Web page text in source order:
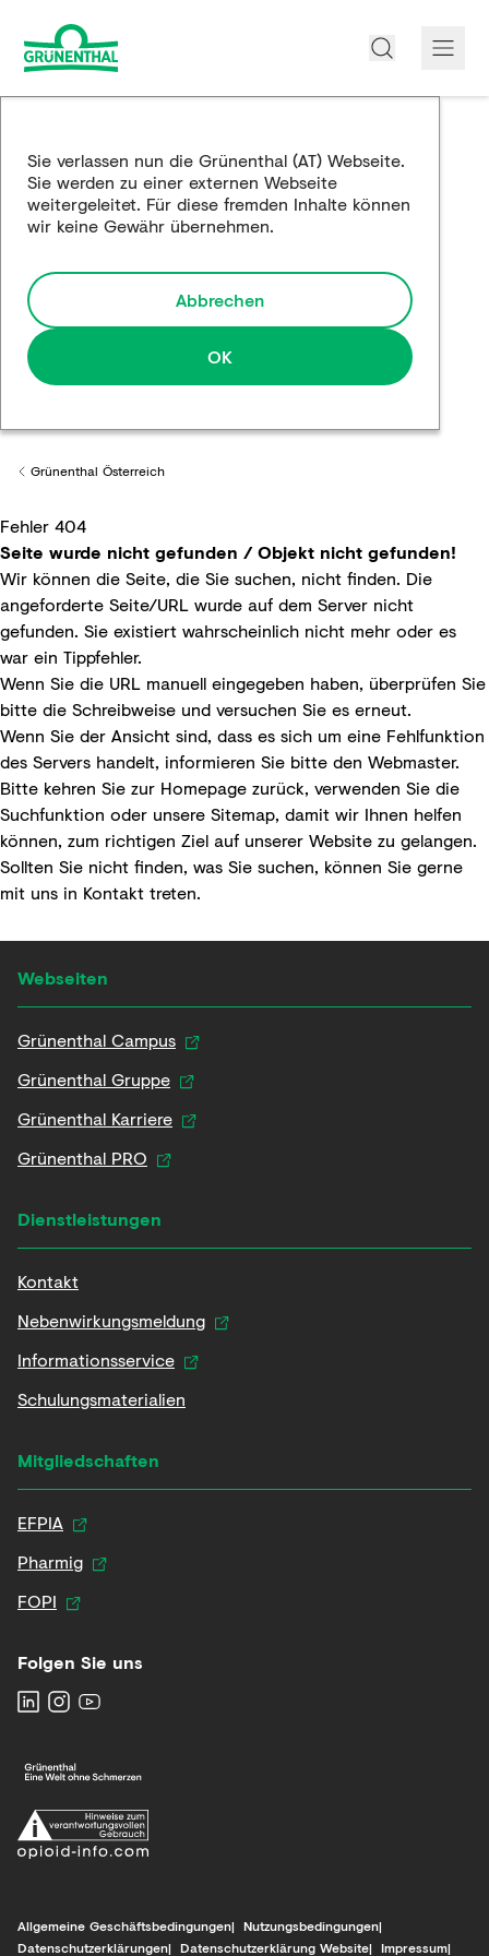
Produkte
Edukation
Forschung und Entwicklung
Partnerschaften
Sie verlassen nun die Grünenthal (AT) Webseite.
Sie werden zu einer externen Webseite
weitergeleitet. Für diese fremden Inhalte können
wir keine Gewähr übernehmen.
Abbrechen
OK
Back to
Grünenthal Österreich
Fehler 404
Seite wurde nicht gefunden / Objekt nicht gefunden!
Wir können die Seite, die Sie suchen, nicht finden. Die
angeforderte Seite/URL wurde auf dem Server nicht
gefunden. Sie existiert wahrscheinlich nicht mehr oder es
war ein Tippfehler.
Wenn Sie die URL manuell eingegeben haben, überprüfen Sie
bitte die Schreibweise und versuchen Sie es erneut.
Wenn Sie der Ansicht sind, dass es sich um eine Fehlfunktion
des Servers handelt, informieren Sie bitte den Webmaster.
Bitte kehren Sie zur Homepage zurück, verwenden Sie die
Suchfunktion oder unsere Sitemap, damit wir Ihnen helfen
können, zum richtigen Ziel auf unserer Website zu gelangen.
Sollten Sie nicht finden, was Sie suchen, können Sie gerne
mit uns in Kontakt treten.
Webseiten
Grünenthal Campus
Grünenthal Gruppe
Grünenthal Karriere
Grünenthal PRO
Dienstleistungen
Kontakt
Nebenwirkungsmeldung
Informationsservice
Schulungsmaterialien
Mitgliedschaften
EFPIA
Pharmig
FOPI
Folgen Sie uns
Allgemeine Geschäftsbedingungen
Nutzungsbedingungen
Datenschutzerklärungen
Datenschutzerklärung Website Impressum